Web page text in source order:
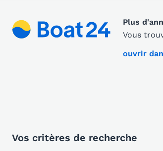
Plus
Vous
ouvrir
Vos critères de recherche